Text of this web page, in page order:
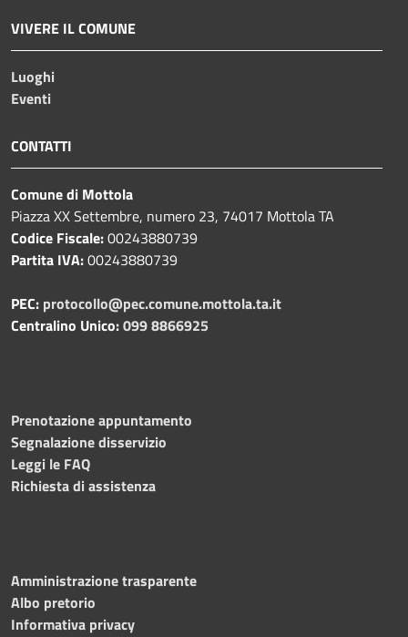
VIVERE IL COMUNE
Luoghi
Eventi
CONTATTI
Comune di Mottola
Piazza XX Settembre, numero 23, 74017 Mottola TA
Codice Fiscale:00243880739
Partita IVA:00243880739
PEC: protocollo@pec.comune.mottola.ta.it
Centralino Unico:099 8866925
Prenotazione appuntamento
Segnalazione disservizio
Leggi le FAQ
Richiesta di assistenza
Amministrazione trasparente
Albo pretorio
Informativa privacy